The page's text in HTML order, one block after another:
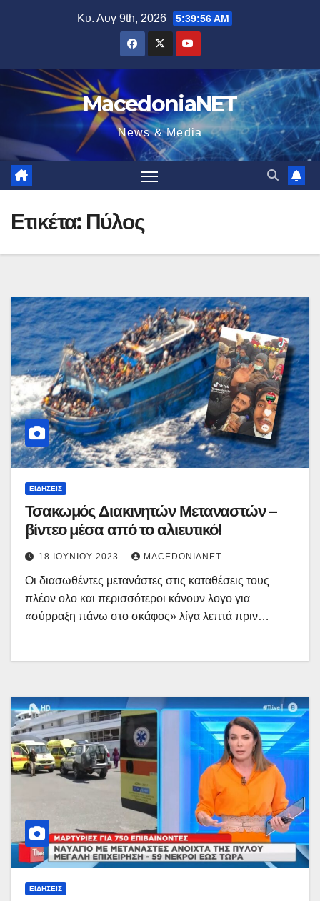
Κυ. Αυγ 9th, 2026 5:39:57 AM
MacedoniaNET
News & Media
Ετικέτα: Πύλος
ΕΙΔΉΣΕΙΣ
Τσακωμός Διακινητών Μεταναστών –
βίντεο μέσα από το αλιευτικό!
18 ΙΟΥΝΊΟΥ 2023 MACEDONIANET
Οι διασωθέντες μετανάστες στις καταθέσεις τους
πλέον ολο και περισσότεροι κάνουν λογο για
«σύρραξη πάνω στο σκάφος» λίγα λεπτά πριν…
ΕΙΔΉΣΕΙΣ